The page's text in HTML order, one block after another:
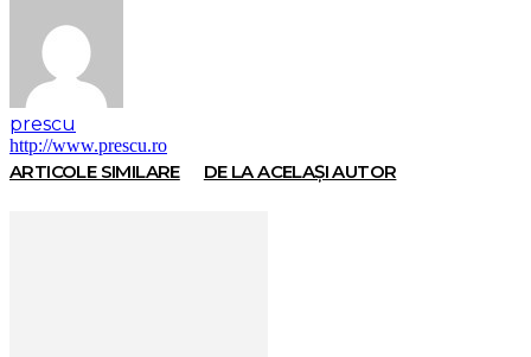
prescu
http://www.prescu.ro
ARTICOLE SIMILARE DE LA ACELAȘI AUTOR